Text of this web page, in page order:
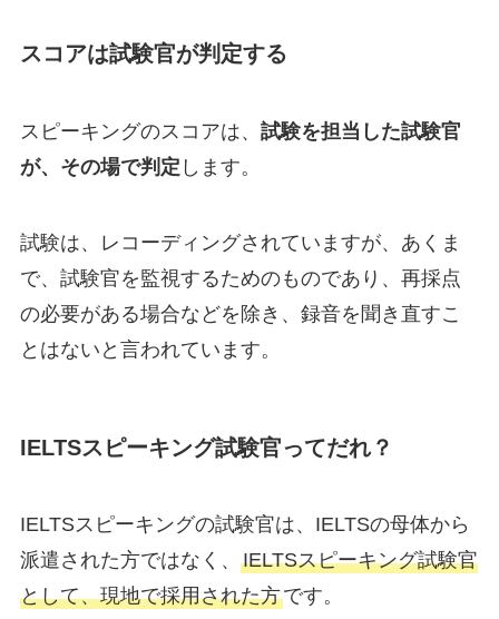
スコアは試験官が判定する
スピーキングのスコアは、 試験を担当した試験官
が、その場で判定 します。
試験は、レコーディングされていますが、あくま
で、試験官を監視するためのものであり、再採点
の必要がある場合などを除き、録音を聞き直すこ
とはないと言われています。
IELTSスピーキング試験官ってだれ？
IELTSスピーキングの試験官は、IELTSの母体から
派遣された方ではなく、 IELTSスピーキング試験官
として、現地で採用された方です。